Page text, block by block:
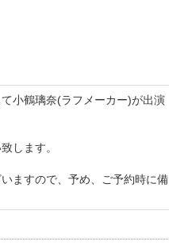
小鶴璃奈(ラフメーカー)が出演
します。
ますので、予め、ご予約時に備